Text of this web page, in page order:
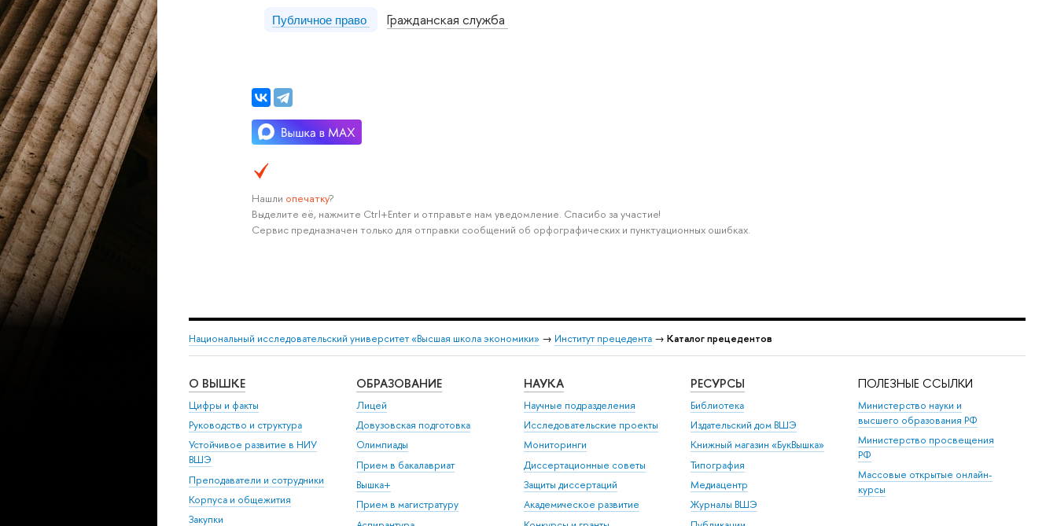
Публичное право Гражданская служба
Нашли опечатку?
Выделите её, нажмите Ctrl+Enter и отправьте нам уведомление. Спасибо за участие!
Сервис предназначен только для отправки сообщений об орфографических и пунктуационных ошибках.
Национальный исследовательский университет «Высшая школа экономики» → Институт прецедента → Каталог прецедентов
О ВЫШКЕ
Цифры и факты
Руководство и структура
Устойчивое развитие в НИУ
ВШЭ
Преподаватели и сотрудники
Корпуса и общежития
Закупки
ОБРАЗОВАНИЕ
Лицей
Довузовская подготовка
Олимпиады
Прием в бакалавриат
Вышка+
Прием в магистратуру
НАУКА
Научные подразделения
Исследовательские проекты
Мониторинги
Диссертационные советы
Защиты диссертаций
Академическое развитие
РЕСУРСЫ
Библиотека
Издательский дом ВШЭ
Книжный магазин «БукВышка»
Типография
Медиацентр
Журналы ВШЭ
ПОЛЕЗНЫЕ ССЫЛКИ
Министерство науки и
высшего образования РФ
Министерство просвещения
РФ
Массовые открытые онлайн-
курсы